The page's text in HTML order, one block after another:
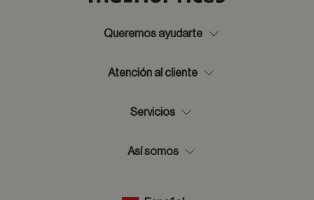
Queremos ayudarte
Atención al cliente
Servicios
Así somos